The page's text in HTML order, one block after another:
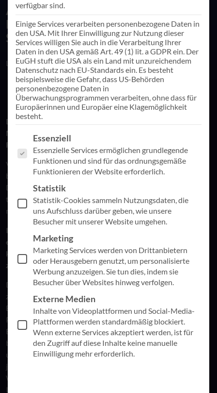
Attraktivität für Mitglieder und
Fachkräfte | Kirche und
Sozialwirtschaft starten digital durch
Link teilen
Die digitale Revolution kommt an: Künstliche Intelligenz als
Motor für die administrative Erneuerung. Ein Beitrag von
Frank Roth.
Von der Effizienzsteigerung in der Gemeindekommunikation
bis zur Automatisierung der Mitgliederverwaltung –
Digitalisierung und künstliche Intelligenz sind dabei,
traditionelle Strukturen zu transformieren. Wir sind schon
mittendrin.
In einer Welt, die sich rasant digitalisiert, mag es auf den
ersten Blick so erscheinen, als stünden Kirche und
kirchliche Sozialwirtschaft vor einer Zerreißprobe
zwischen Tradition und Moderne.
Die Wertschöpfung innerhalb dieser Institutionen folgt
zweifelslos anderen Prinzipien als jene in rein kommerziellen
Bereichen. Hier geht es weniger um Effizienzsteigerung und
Profitmaximierung, sondern vielmehr um seelsorgerische
Betreuung, Gemeinschaft und spirituelle Führung. Doch
bedeutet dies keineswegs, dass die Digitalisierung für Kirchen
und Sozialwirtschaft kein Thema sein sollte. Im Gegenteil: Die
junge Generation, aufgewachsen in einer digital vernetzten
Welt, erwartet zunehmend, dass auch religiöse und soziale
Institutionen digitale Angebote bereitstellen – sei es zum
verfügbar sind.
Einige Services verarbeiten personenbezogene Daten in
den USA. Mit Ihrer Einwilligung zur Nutzung dieser
Services willigen Sie auch in die Verarbeitung Ihrer
Daten in den USA gemäß Art. 49 (1) lit. a GDPR ein. Der
EuGH stuft die USA als ein Land mit unzureichendem
Datenschutz nach EU-Standards ein. Es besteht
beispielsweise die Gefahr, dass US-Behörden
personenbezogene Daten in
Überwachungsprogrammen verarbeiten, ohne dass für
Europäerinnen und Europäer eine Klagemöglichkeit
besteht.
Es folgt eine Liste der Service-Gruppen, für die eine
Essenziell
Essenzielle Services ermöglichen grundlegende
Funktionen und sind für das ordnungsgemäße
Funktionieren der Website erforderlich.
Statistik
Statistik-Cookies sammeln Nutzungsdaten, die
uns Aufschluss darüber geben, wie unsere
Besucher mit unserer Website umgehen.
Marketing
Marketing Services werden von Drittanbietern
oder Herausgebern genutzt, um personalisierte
Werbung anzuzeigen. Sie tun dies, indem sie
Besucher über Websites hinweg verfolgen.
Externe Medien
Inhalte von Videoplattformen und Social-Media-
Plattformen werden standardmäßig blockiert.
Wenn externe Services akzeptiert werden, ist für
den Zugriff auf diese Inhalte keine manuelle
Einwilligung mehr erforderlich.